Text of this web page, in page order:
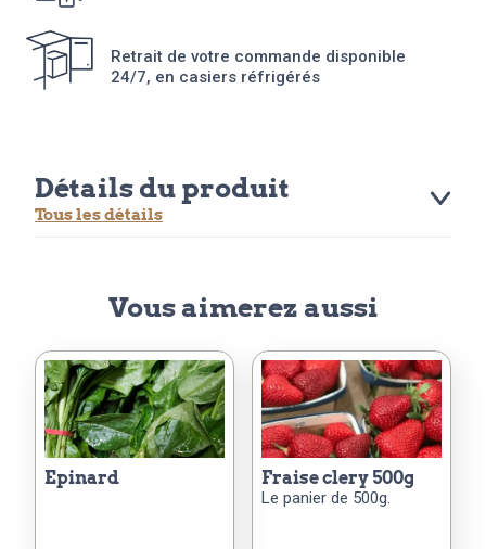
Retrait de votre commande disponible
24/7, en casiers réfrigérés
Détails du produit
Tous les détails
Vous aimerez aussi
epinard fraise clery 500g
Le panier de 500g.